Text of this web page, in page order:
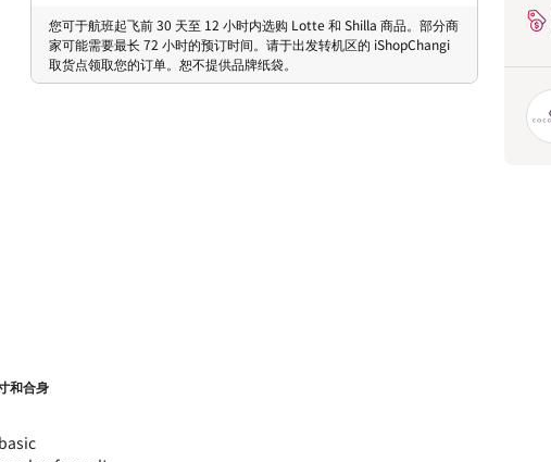
您可于航班起飞前 30 天至 12 小时内选购 Lotte 和 Shilla 商品。部分商
家可能需要最长 72 小时的预订时间。请于出发转机区的 iShopChangi
取货点领取您的订单。恕不提供品牌纸袋。
和合身